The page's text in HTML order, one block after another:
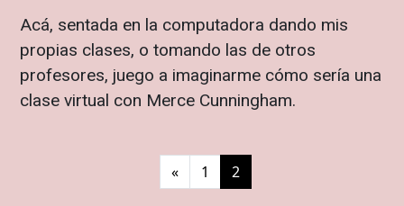
Acá, sentada en la computadora dando mis
propias clases, o tomando las de otros
profesores, juego a imaginarme cómo sería una
clase virtual con Merce Cunningham.
« 1 2